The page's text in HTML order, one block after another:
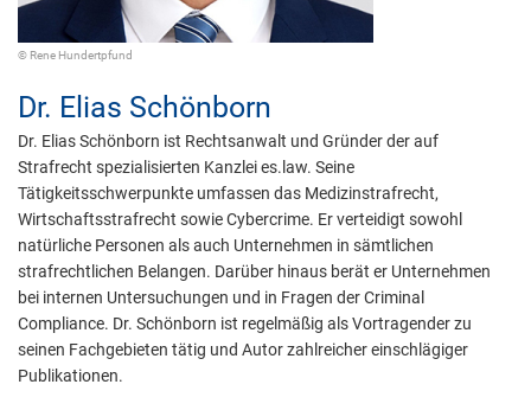
© Rene Hundertpfund
Dr. Elias Schönborn
Dr. Elias Schönborn ist Rechtsanwalt und Gründer der auf
Strafrecht spezialisierten Kanzlei es.law. Seine
Tätigkeitsschwerpunkte umfassen das Medizinstrafrecht,
Wirtschaftsstrafrecht sowie Cybercrime. Er verteidigt sowohl
natürliche Personen als auch Unternehmen in sämtlichen
strafrechtlichen Belangen. Darüber hinaus berät er Unternehmen
bei internen Untersuchungen und in Fragen der Criminal
Compliance. Dr. Schönborn ist regelmäßig als Vortragender zu
seinen Fachgebieten tätig und Autor zahlreicher einschlägiger
Publikationen.